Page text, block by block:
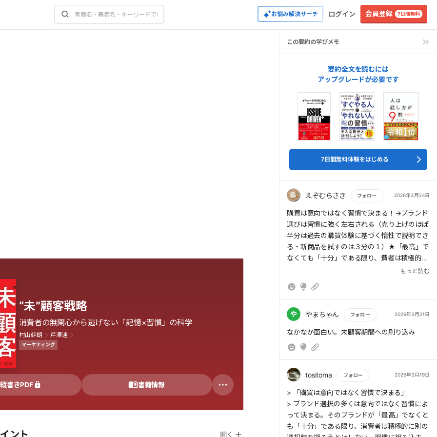
お悩み解決サーチ ログイン 会員登録 7日間無料
“未”顧客戦略
消費者の無関心から逃げない「記憶×習慣」の科学
村山幹朗 芹澤連
マーケティング
縦書きPDF 書籍情報
ント 開く
この要約の学びメモ
要約全文を読むには
アップグレードが必要です
7日間無料体験をはじめる
えぞむらさき フォロー 2026年3月24日
もっと読む
購買は意向ではなく習慣で決まる！→ブランド
選びは習慣に強く左右される（売り上げのほぼ
半分は過去の購買体験に基づく惰性で説明でき
る・新商品を試すのは３分の１）★「最高」で
なくても「十分」である限り、費者は積極的に
別の選択肢を探そうとはしない★勝負は「買う
はなく未顧客期間に決まっており、将来選ばれ
きく左右される★様々な購入文脈で思い浮かび
勝手も良い利便性が大事★ブランド成長には
「メンタルアベイラビリティ」と「フィジカル
アベイラビリティ」という2つの市場ベース資
産の構築が欠かせない★両者を重ね合わせた時
に最大の効果を発揮する★需要発生時にブラン
ドが想起されやすい状態を保ち、さらに見つけ
やすく購入しやすい環境を整えたうえで待ち構
えておくことが大事★未顧客期間に投資すべき
は「ブランディング広告」★ニーズもコンバー
もっと読む
や やまちゃん フォロー 2026年3月21日
もっと読む
なかなか面白い。未顧客期間への刷り込み
tositoma フォロー 2026年3月19日
もっと読む
> 「購買は意向ではなく習慣で決まる」
> ブランド選択の多くは意向ではなく習慣によ
って決まる。そのブランドが「最高」でなくと
も「十分」である限り、消費者は積極的に別の